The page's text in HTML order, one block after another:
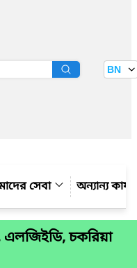
BN
সেবা অন্যান্য
এলজিইডি, চকরিয়া